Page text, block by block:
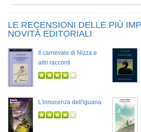
LE RECENSIONI DELLE PIÙ
NOVITÀ EDITORIALI
Il carnevale di Nizza e
altri racconti
L'innocenza dell'iguana